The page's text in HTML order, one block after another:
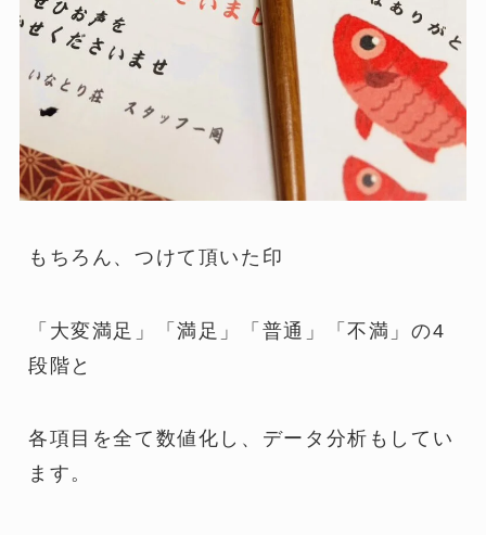
もちろん、つけて頂いた印
「大変満足」「満足」「普通」「不満」の4
段階と
各項目を全て数値化し、データ分析もしてい
ます。